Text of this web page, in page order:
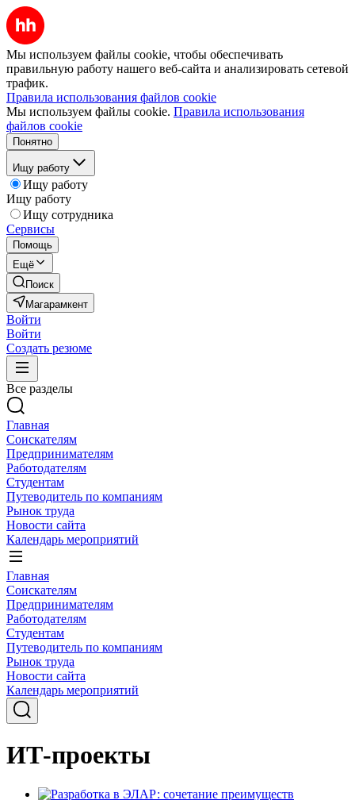
Мы используем файлы cookie, чтобы обеспечивать
правильную работу нашего веб-сайта и анализировать сетевой
трафик.
Правила использования файлов cookie
Мы используем файлы cookie. Правила использования
файлов cookie
Понятно
Ищу работу
Ищу работу
Ищу работу
Ищу сотрудника
Сервисы
Помощь
Ещё
Поиск
Магарамкент
Войти
Войти
Создать резюме
Все разделы
Главная
Соискателям
Предпринимателям
Работодателям
Студентам
Путеводитель по компаниям
Рынок труда
Новости сайта
Календарь мероприятий
Главная
Соискателям
Предпринимателям
Работодателям
Студентам
Путеводитель по компаниям
Рынок труда
Новости сайта
Календарь мероприятий
ИТ-проекты